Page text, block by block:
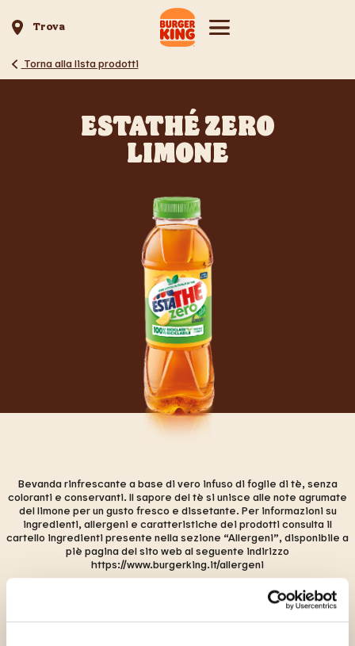
Trova
Torna alla lista prodotti
ESTATHÉ ZERO
LIMONE
Bevanda rinfrescante a base di vero infuso di foglie di tè, senza
coloranti e conservanti. Il sapore del tè si unisce alle note agrumate
del limone per un gusto fresco e dissetante. Per informazioni su
ingredienti, allergeni e caratteristiche dei prodotti consulta il
cartello ingredienti presente nella sezione “Allergeni”, disponibile a
piè pagina del sito web al seguente indirizzo
https://www.burgerking.it/allergeni